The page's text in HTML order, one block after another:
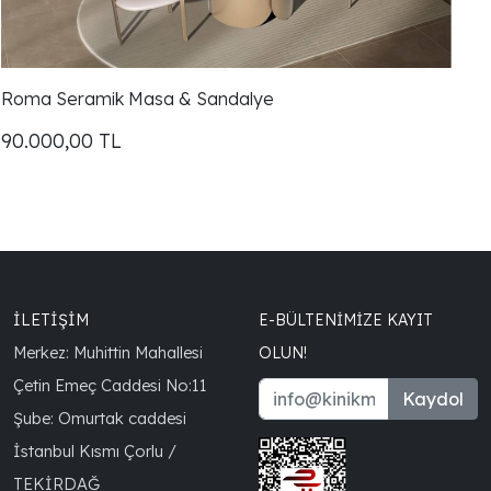
Roma Seramik Masa & Sandalye
90.000,00 TL
İLETİŞİM
Merkez: Muhittin Mahallesi
Çetin Emeç Caddesi No:11
Şube: Omurtak caddesi
İstanbul Kısmı Çorlu /
TEKİRDAĞ
E-BÜLTENIMIZE KAYIT
OLUN!
Kaydol